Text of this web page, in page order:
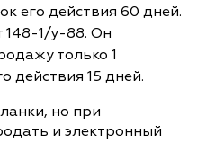
его действия 60 дней.
148-1/у-88. Он
только 1
действия 15 дней.
но при
и электронный